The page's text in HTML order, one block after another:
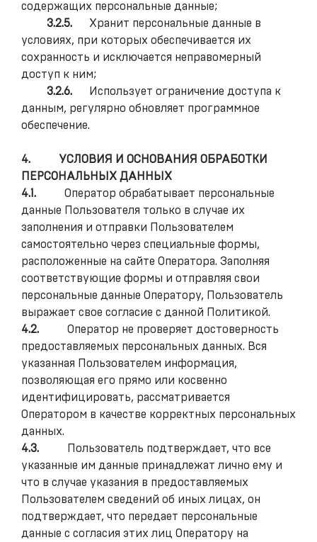
содержащих персональные данные;
3.2.5. Хранит персональные данные в
условиях, при которых обеспечивается их
сохранность и исключается неправомерный
доступ к ним;
3.2.6.
Использует ограничение доступа к
данным, регулярно обновляет программное
обеспечение.
4. УСЛОВИЯ И ОСНОВАНИЯ ОБРАБОТКИ
ПЕРСОНАЛЬНЫХ ДАННЫХ
4.1. Оператор обрабатывает персональные
данные Пользователя только в случае их
заполнения и отправки Пользователем
самостоятельно через специальные формы,
расположенные на сайте Оператора. Заполняя
соответствующие формы и отправляя свои
персональные данные Оператору, Пользователь
выражает свое согласие с данной Политикой.
4.2. Оператор не проверяет достоверность
предоставляемых персональных данных. Вся
указанная Пользователем информация,
позволяющая его прямо или косвенно
идентифицировать, рассматривается
Оператором в качестве корректных персональных
данных.
4.3.
Пользователь подтверждает, что все
указанные им данные принадлежат лично ему и
что в случае указания в предоставляемых
Пользователем сведений об иных лицах, он
подтверждает, что передает персональные
данные с согласия этих лиц Оператору на